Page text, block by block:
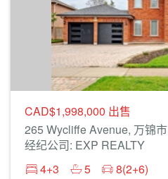
CAD$1,998,000 出售
265 Wycliffe Avenue, 万锦市
经纪公司: EXP REALTY
4+3
5 8(2+6)